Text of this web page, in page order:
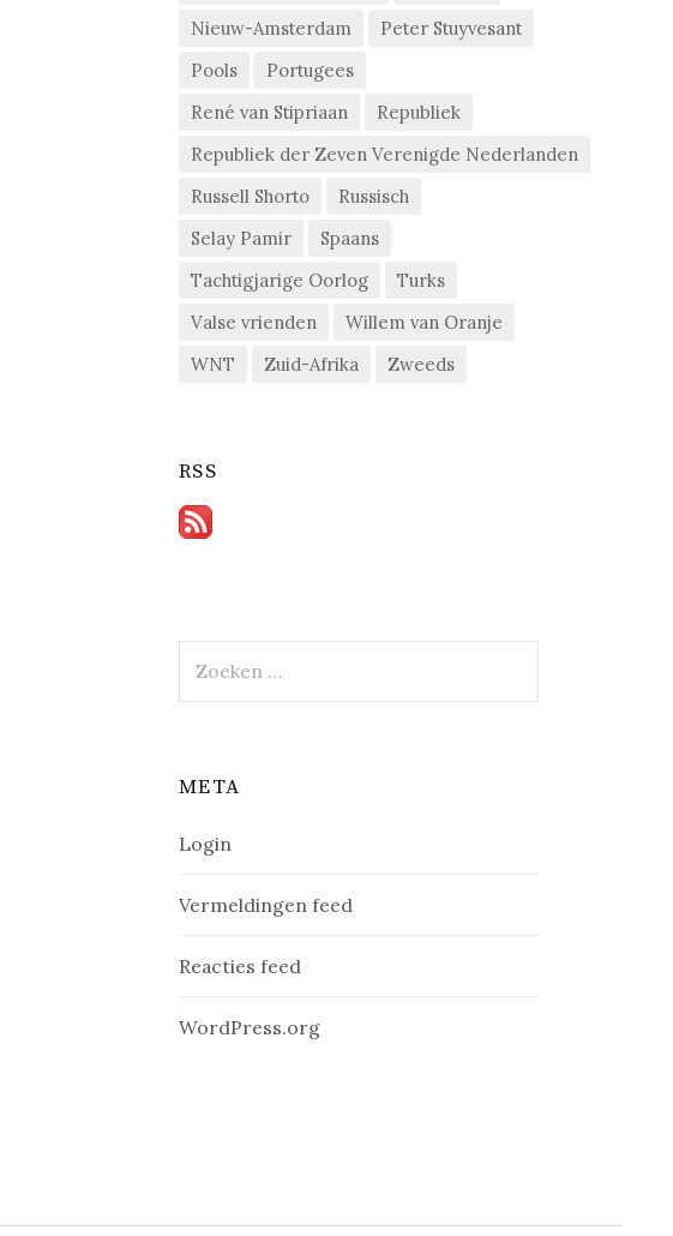
Nieuw-Amsterdam
Peter Stuyvesant
Pools
Portugees
René van Stipriaan
Republiek
Republiek der Zeven Verenigde Nederlanden
Russell Shorto
Russisch
Selay Pamir
Spaans
Tachtigjarige Oorlog
Turks
Valse vrienden
Willem van Oranje
WNT
Zuid-Afrika Zweeds
RSS
naar:
META
Login
Vermeldingen feed
Reacties feed
WordPress.org